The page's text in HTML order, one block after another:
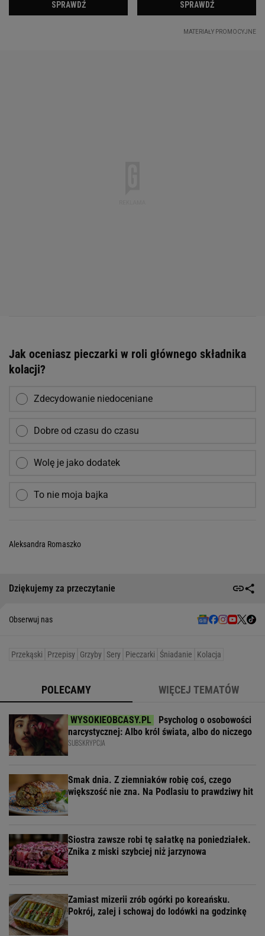
Jak oceniasz pieczarki w roli głównego składnika
kolacji?
Zdecydowanie niedoceniane
Dobre od czasu do czasu
Wolę je jako dodatek
To nie moja bajka
Aleksandra Romaszko
Dziękujemy za przeczytanie
Obserwuj nas
Przekąski Przepisy Grzyby Sery Pieczarki Śniadanie Kolacja
POLECAMY WIĘCEJ TEMATÓW
Psycholog o osobowości
narcystycznej: Albo król świata, albo do niczego
SUBSKRYPCJA
Smak dnia. Z ziemniaków robię coś, czego
większość nie zna. Na Podlasiu to prawdziwy hit
Siostra zawsze robi tę sałatkę na poniedziałek.
Znika z miski szybciej niż jarzynowa
Zamiast mizerii zrób ogórki po koreańsku.
Pokrój, zalej i schowaj do lodówki na godzinkę